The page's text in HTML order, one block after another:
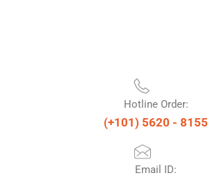
Hotline Order:
(+101) 5620 - 8155
Email ID: